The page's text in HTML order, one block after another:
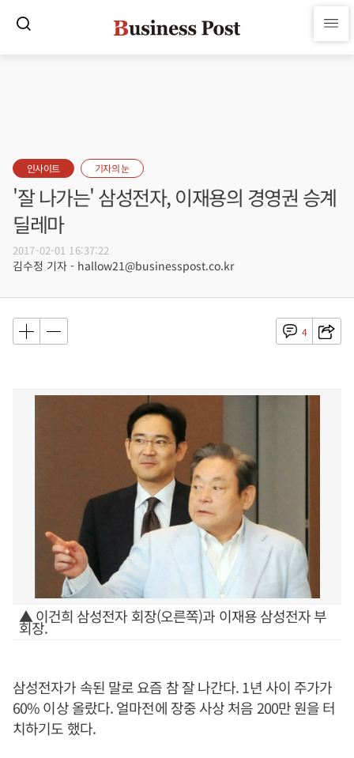
인사이트 기자의 눈
'잘 나가는' 삼성전자, 이재용의 경영권 승계
딜레마
2017-02-01 16:37:22
김수정 기자 - hallow21@businesspost.co.kr
4
▲ 이건희 삼성전자 회장(오른쪽)과 이재용 삼성전자 부
회장.
삼성전자가 속된 말로 요즘 참 잘 나간다. 1년 사이 주가가
60% 이상 올랐다. 얼마전에 장중 사상 처음 200만 원을 터
치하기도 했다.